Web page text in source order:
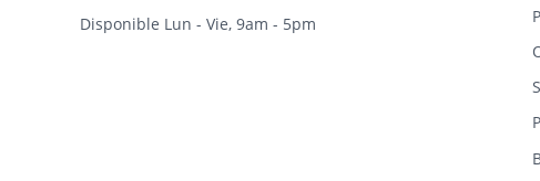
Disponible Lun - Vie, 9am - 5pm